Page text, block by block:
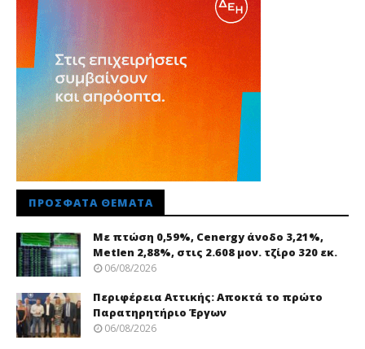
ΠΡΌΣΦΑΤΑ ΘΈΜΑΤΑ
Με πτώση 0,59%, Cenergy άνοδο 3,21%,
Metlen 2,88%, στις 2.608 μον. τζίρο 320 εκ.
06/08/2026
Περιφέρεια Αττικής: Αποκτά το πρώτο
Παρατηρητήριο Έργων
06/08/2026